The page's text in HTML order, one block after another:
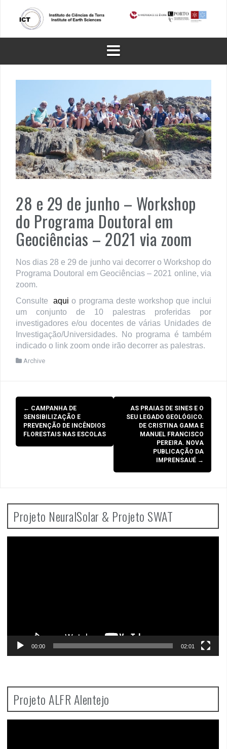
content
28 e 29 de junho – Workshop
do Programa Doutoral em
Geociências – 2021 via zoom
Nos dias 28 e 29 de junho vai decorrer o Workshop do
Programa Doutoral em Geociências – 2021 online, via
zoom.
Consulteaqui o programa deste workshop que inclui
um conjunto de 10 palestras proferidas por
investigadores e/ou docentes de várias Unidades de
Investigação/Universidades. No programa é também
indicado o link zoom onde irão decorrer as palestras.
Archive
Post
navigation
← CAMPANHA DE
SENSIBILIZAÇÃO E
PREVENÇÃO DE INCÊNDIOS
FLORESTAIS NAS ESCOLAS
AS PRAIAS DE SINES E O
SEU LEGADO GEOLÓGICO.
DE CRISTINA GAMA E
MANUEL FRANCISCO
PEREIRA. NOVA
PUBLICAÇÃO DA
IMPRENSAUÉ →
Projeto NeuralSolar & Projeto SWAT
00:00 02:01
Projeto ALFR Alentejo